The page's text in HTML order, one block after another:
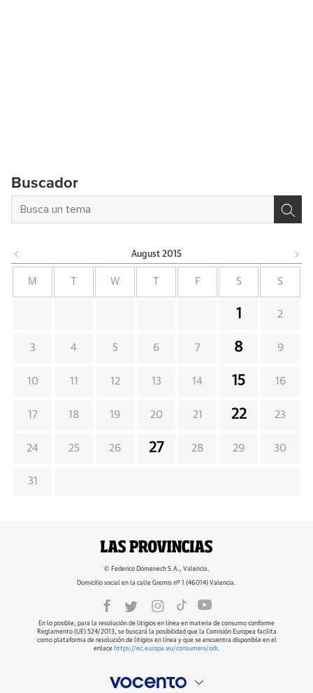
Buscador
August 2015
M W F S S
1 2
3 4 5 6 7 8 9
10 11 12 13 14 15 16
17 18 19 20 21 22 23
24 25 26 27 28 29 30
31
© Federico Domenech S.A., Valencia.
Domicilio social en la calle Gremis nº 1 (46014) Valencia.
En lo posible, para la resolución de litigios en línea en materia de consumo conforme
Reglamento (UE) 524/2013, se buscará la posibilidad que la Comisión Europea facilita
como plataforma de resolución de litigios en línea y que se encuentra disponible en el
enlace https://ec.europa.eu/consumers/odr.